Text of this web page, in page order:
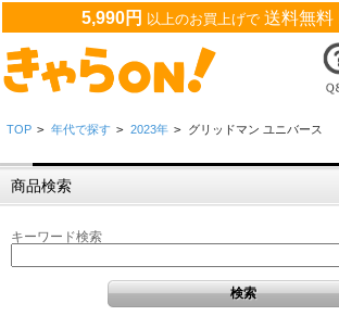
5,990円 以上のお買上げで 送料無料
TOP > 年代で探す > 2023年 > グリッドマン ユニバース
商品検索
キーワード検索